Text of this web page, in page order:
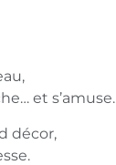
et s’amuse.
décor,